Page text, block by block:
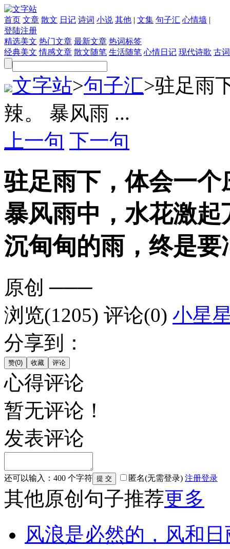
首页 文章 散文 日记 诗词 小说 其他 | 文集 句子汇 心情墙 |
登陆注册
精选美文 热门文章 最新文章 热词标签
经典美文 情感文章 散文随笔 生活随笔 心情日记 现代诗歌 古
文字站>句子汇>驻足雨
辣。 暴风雨 ...
上一句 下一句
驻足雨下，体会一
暴风雨中，水花激起
沉甸甸的雨，终是
原创 ───
浏览(1205) 评论(0) 小星
分享到：
心得评论
暂无评论！
发表评论
还可以输入： 400 个字符 匿名(无需登录) 注册登录
其他原创句子推荐更多
风浪是必然的，风和